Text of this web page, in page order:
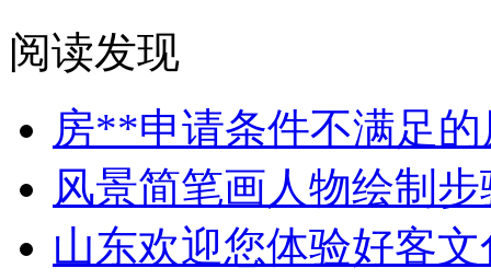
阅读发现
房**申请条件不满足
风景简笔画人物绘制
山东欢迎您体验好客文